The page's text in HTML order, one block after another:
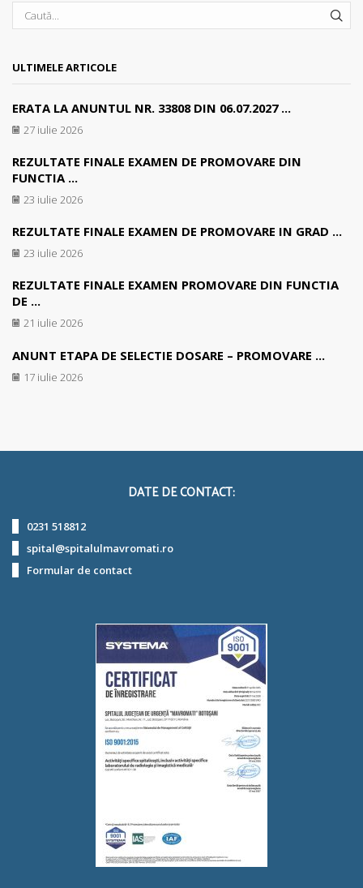
ULTIMELE ARTICOLE
ERATA LA ANUNTUL NR. 33808 DIN 06.07.2027 ...
27 iulie 2026
REZULTATE FINALE EXAMEN DE PROMOVARE DIN
FUNCTIA ...
23 iulie 2026
REZULTATE FINALE EXAMEN DE PROMOVARE IN GRAD ...
23 iulie 2026
REZULTATE FINALE EXAMEN PROMOVARE DIN FUNCTIA
DE ...
21 iulie 2026
ANUNT ETAPA DE SELECTIE DOSARE – PROMOVARE ...
17 iulie 2026
DATE DE CONTACT:
0231 518812
spital@spitalulmavromati.ro
Formular de contact